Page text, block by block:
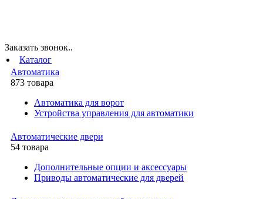
Заказать звонок..
Каталог
Автоматика
873 товара
Автоматика для ворот
Устройства управления для автоматики
Автоматические двери
54 товара
Дополнительные опции и аксессуары
Приводы автоматические для дверей